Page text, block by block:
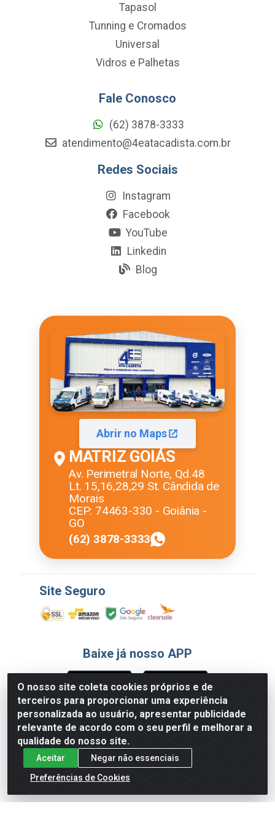
O nosso site coleta cookies próprios e de
terceiros para proporcionar uma experiência
personalizada ao usuário, apresentar publicidade
relevante de acordo com o seu perfil e melhorar a
qualidade do nosso site.
Aceitar
Negar não essenciais
Preferências de Cookies
Tapasol
Tunning e Cromados
Universal
Vidros e Palhetas
Fale Conosco
(62) 3878-3333
atendimento@4eatacadista.com.br
Redes Sociais
Instagram
Facebook
YouTube
Linkedin
Blog
Abrir no Maps
MATRIZ GOIÁS
Av. Perimetral Norte, Qd.48
Lt. 15,16,28,29 St. Cândida de
Morais
CEP: 74463-330 - Goiânia -
GO
(62) 3878-3333
Site Seguro
Baixe já nosso APP
Formas de Pagamento